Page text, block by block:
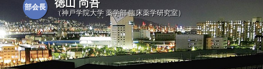
部会長 徳山 尚吾
（神戸学院大学 薬学部 臨床薬学研究室）